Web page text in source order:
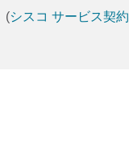
(シスコ サービス契約